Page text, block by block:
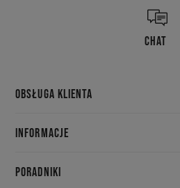
CHAT
OBSŁUGA KLIENTA
INFORMACJE
PORADNIKI